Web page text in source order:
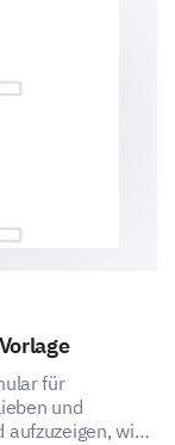
program.
or
für
und
wie